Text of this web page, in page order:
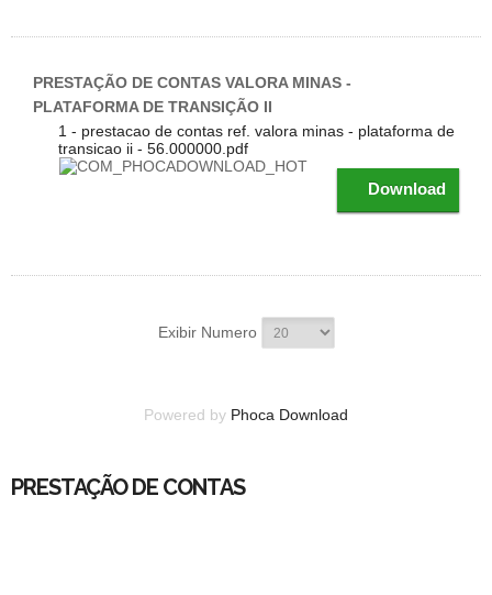
PRESTAÇÃO DE CONTAS VALORA MINAS -
PLATAFORMA DE TRANSIÇÃO II
1 - prestacao de contas ref. valora minas - plataforma de
transicao ii - 56.000000.pdf
Download
Exibir Numero
Powered by Phoca Download
PRESTAÇÃO DE CONTAS